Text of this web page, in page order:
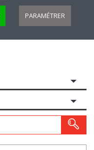
PARAMÉTRER